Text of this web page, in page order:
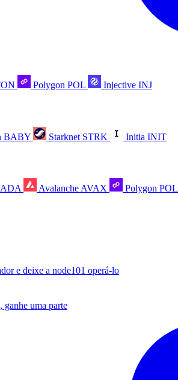
Polygon POL Injective INJ
BABY Starknet STRK Initia INIT
ADA Avalanche AVAX Polygon POL
e deixe a node101 operá-lo
ganhe uma parte